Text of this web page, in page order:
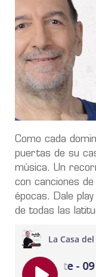
Como cada
puertas de su
música. Un
con canciones
épocas. Dale
de todas las